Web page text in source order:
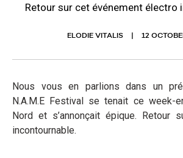
Retour sur cet événement électro
ELODIE VITALIS 12
Nous vous en parlions dans un
N.A.M.E Festival se tenait ce week-
Nord et s’annonçait épique. Retour
incontournable.